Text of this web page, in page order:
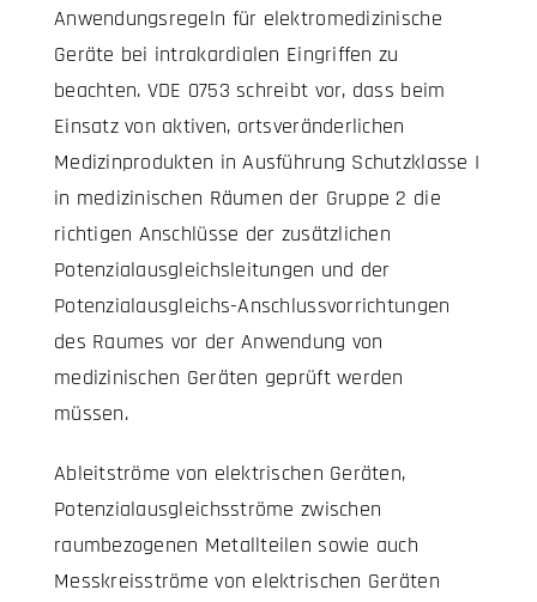
Anwendungsregeln für elektromedizinische
Geräte bei intrakardialen Eingriffen zu
beachten. VDE 0753 schreibt vor, dass beim
Einsatz von aktiven, ortsveränderlichen
Medizinprodukten in Ausführung Schutzklasse I
in medizinischen Räumen der Gruppe 2 die
richtigen Anschlüsse der zusätzlichen
Potenzialausgleichsleitungen und der
Potenzialausgleichs-Anschlussvorrichtungen
des Raumes vor der Anwendung von
medizinischen Geräten geprüft werden
müssen.
Ableitströme von elektrischen Geräten,
Potenzialausgleichsströme zwischen
raumbezogenen Metallteilen sowie auch
Messkreisströme von elektrischen Geräten